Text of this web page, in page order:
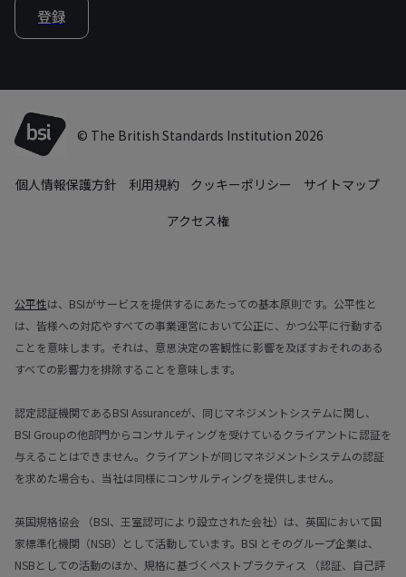
登録
© The British Standards Institution 2026
個人情報保護方針 利用規約 クッキーポリシー
サイトマップ
アクセス権
公平性は、BSIがサービスを提供するにあたっての基本原則です。公平性と
は、皆様への対応やすべての事業運営において公正に、かつ公平に行動する
ことを意味します。それは、意思決定の客観性に影響を及ぼすおそれのある
すべての影響力を排除することを意味します。
認定認証機関であるBSI Assuranceが、同じマネジメントシステムに関し、
BSI Groupの他部門からコンサルティングを受けているクライアントに認証を
与えることはできません。クライアントが同じマネジメントシステムの認証
を求めた場合も、当社は同様にコンサルティングを提供しません。
英国規格協会 （BSI、王室認可により設立された会社）は、英国において国
家標準化機関（NSB）として活動しています。BSI とそのグループ企業は、
NSBとしての活動のほか、規格に基づくベストプラクティス （認証、自己評